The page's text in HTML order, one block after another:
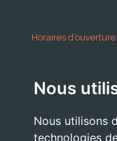
Nous
Nous utilisons
technologies
Horaires d’ouverture
Lundi . Mardi : 10h
Jeudi . Vendredi :